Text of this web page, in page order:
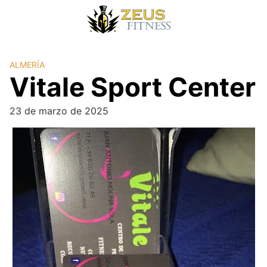
ALMERÍA
Vitale Sport Center
23 de marzo de 2025